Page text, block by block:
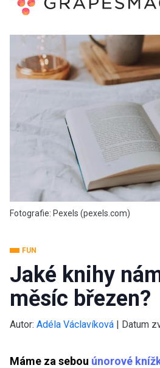
Fotografie: Pexels (pexels.com)
FUN
Jaké knihy
měsíc březen?
Autor: Adéla Václavíková | Datum
Máme za sebou únorové